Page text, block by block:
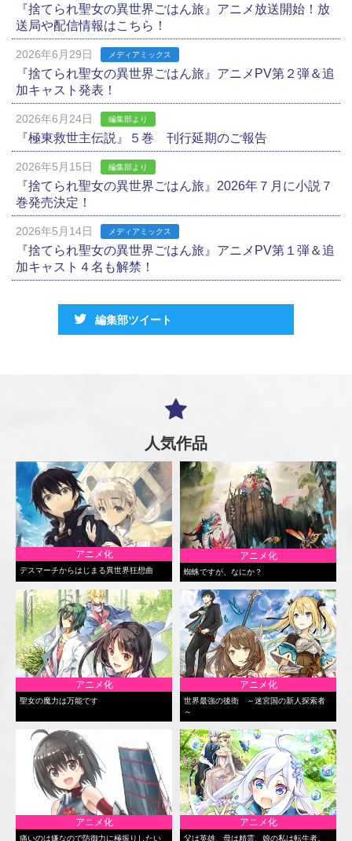
『捨てられ聖女の異世界ごはん旅』アニメ放送開始！放
送局や配信情報はこちら！
2026年6月29日 メディアミックス
『捨てられ聖女の異世界ごはん旅』アニメPV第２弾＆追
加キャスト発表！
2026年6月24日 編集部より
『極東救世主伝説』５巻 刊行延期のご報告
2026年5月15日 編集部より
『捨てられ聖女の異世界ごはん旅』2026年７月に小説７
巻発売決定！
2026年5月14日 メディアミックス
『捨てられ聖女の異世界ごはん旅』アニメPV第１弾＆追
加キャスト４名も解禁！
編集部ツイート
人気作品
アニメ化
デスマーチからはじまる異世界狂想曲
アニメ化
蜘蛛ですが、なにか？
アニメ化
聖女の魔力は万能です
アニメ化
世界最強の後衛 ～迷宮国の新人探索者
～
アニメ化
痛いのは嫌なので防御力に極振りしたい
アニメ化
父は英雄、母は精霊、娘の私は転生者。